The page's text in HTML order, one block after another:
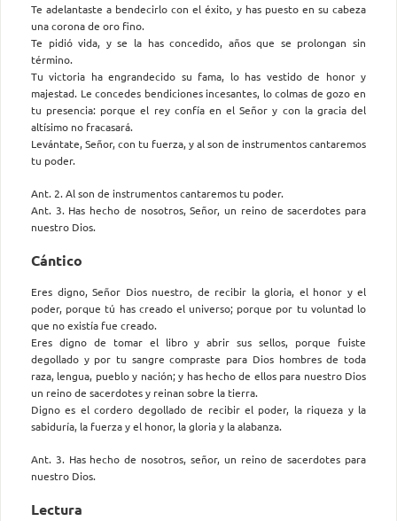
Te adelantaste a bendecirlo con el éxito, y has puesto en su cabeza
una corona de oro fino.
Te pidió vida, y se la has concedido, años que se prolongan sin
término.
Tu victoria ha engrandecido su fama, lo has vestido de honor y
majestad. Le concedes bendiciones incesantes, lo colmas de gozo en
tu presencia: porque el rey confía en el Señor y con la gracia del
altísimo no fracasará.
Levántate, Señor, con tu fuerza, y al son de instrumentos cantaremos
tu poder.
Ant. 2. Al son de instrumentos cantaremos tu poder.
Ant. 3. Has hecho de nosotros, Señor, un reino de sacerdotes para
nuestro Dios.
Cántico
Eres digno, Señor Dios nuestro, de recibir la gloria, el honor y el
poder, porque tú has creado el universo; porque por tu voluntad lo
que no existía fue creado.
Eres digno de tomar el libro y abrir sus sellos, porque fuiste
degollado y por tu sangre compraste para Dios hombres de toda
raza, lengua, pueblo y nación; y has hecho de ellos para nuestro Dios
un reino de sacerdotes y reinan sobre la tierra.
Digno es el cordero degollado de recibir el poder, la riqueza y la
sabiduría, la fuerza y el honor, la gloria y la alabanza.
Ant. 3. Has hecho de nosotros, señor, un reino de sacerdotes para
nuestro Dios.
Lectura